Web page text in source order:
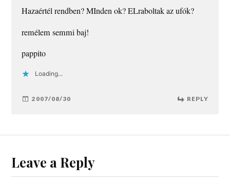
Hazaértél rendben? MInden ok? ELraboltak az ufók?
remélem semmi baj!
pappito
Loading...
2007/08/30 REPLY
Leave a Reply